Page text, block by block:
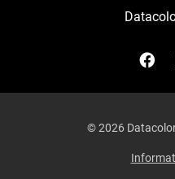
© 2026